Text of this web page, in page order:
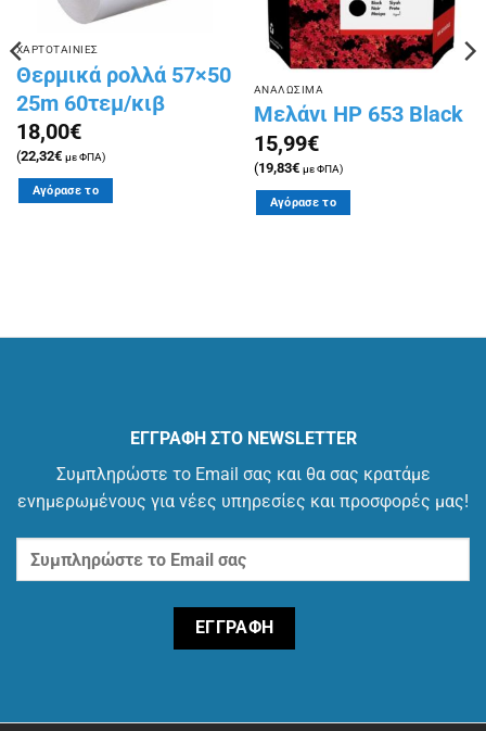
ΧΑΡΤΟΤΑΙΝΙΕΣ
Θερμικά ρολλά 57×50
25m 60τεμ/κιβ
18,00€
(22,32€ με ΦΠΑ)
Αγόρασε το
ΑΝΑΛΩΣΙΜΑ
Μελάνι HP 653 Black
15,99€
(19,83€ με ΦΠΑ)
Αγόρασε το
ΕΓΓΡΑΦΗ ΣΤΟ NEWSLETTER
Συμπληρώστε το Email σας και θα σας κρατάμε
ενημερωμένους για νέες υπηρεσίες και προσφορές μας!